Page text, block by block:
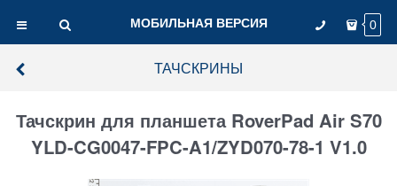
МОБИЛЬНАЯ ВЕРСИЯ 0
ТАЧСКРИНЫ
Тачскрин для планшета RoverPad Air S70
YLD-CG0047-FPC-A1/ZYD070-78-1 V1.0